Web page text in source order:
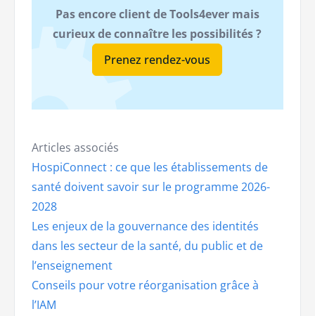
Pas encore client de Tools4ever mais
curieux de connaître les possibilités ?
Prenez rendez-vous
Articles associés
HospiConnect : ce que les établissements de
santé doivent savoir sur le programme 2026-
2028
Les enjeux de la gouvernance des identités
dans les secteur de la santé, du public et de
l’enseignement
Conseils pour votre réorganisation grâce à
l’IAM